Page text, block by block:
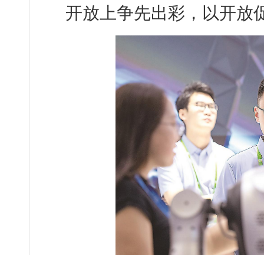
开放上争先出彩，以开放